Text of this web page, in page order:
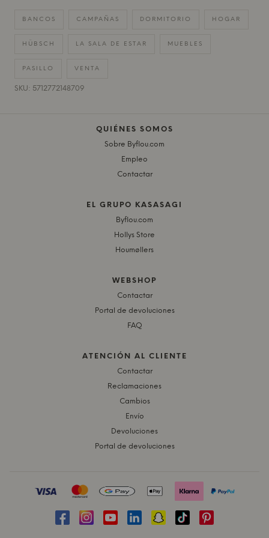
BANCOS CAMPAÑAS DORMITORIO HOGAR
HÜBSCH LA SALA DE ESTAR MUEBLES
PASILLO VENTA
SKU: 5712772148709
QUIÉNES SOMOS
Sobre Byflou.com
Empleo
Contactar
EL GRUPO KASASAGI
Byflou.com
Hollys Store
Houmøllers
WEBSHOP
Contactar
Portal de devoluciones
FAQ
ATENCIÓN AL CLIENTE
Contactar
Reclamaciones
Cambios
Envío
Devoluciones
Portal de devoluciones